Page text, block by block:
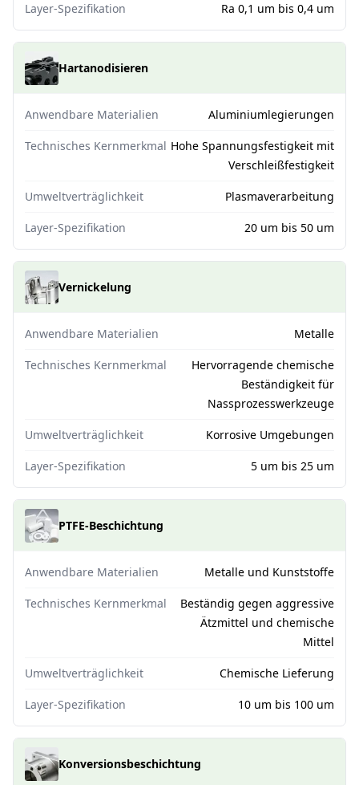
Layer-Spezifikation Ra 0,1 um bis 0,4 um
Hartanodisieren
Anwendbare Materialien Aluminiumlegierungen
Technisches Kernmerkmal Hohe Spannungsfestigkeit mit
Verschleißfestigkeit
Umweltverträglichkeit Plasmaverarbeitung
Layer-Spezifikation 20 um bis 50 um
Vernickelung
Anwendbare Materialien Metalle
Technisches Kernmerkmal
Hervorragende chemische
Beständigkeit für
Nassprozesswerkzeuge
Umweltverträglichkeit Korrosive Umgebungen
Layer-Spezifikation 5 um bis 25 um
PTFE-Beschichtung
Anwendbare Materialien Metalle und Kunststoffe
Technisches Kernmerkmal
Beständig gegen aggressive
Ätzmittel und chemische
Mittel
Umweltverträglichkeit Chemische Lieferung
Layer-Spezifikation 10 um bis 100 um
Konversionsbeschichtung